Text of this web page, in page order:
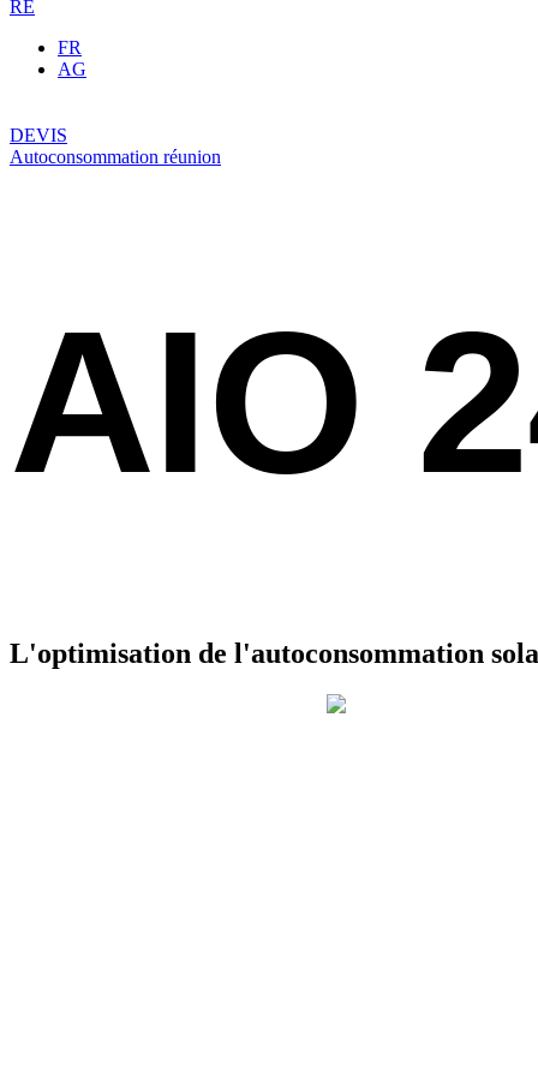
RE
FR
AG
DEVIS
Autoconsommation réunion
AIO
L'optimisation de l'autoconsommation